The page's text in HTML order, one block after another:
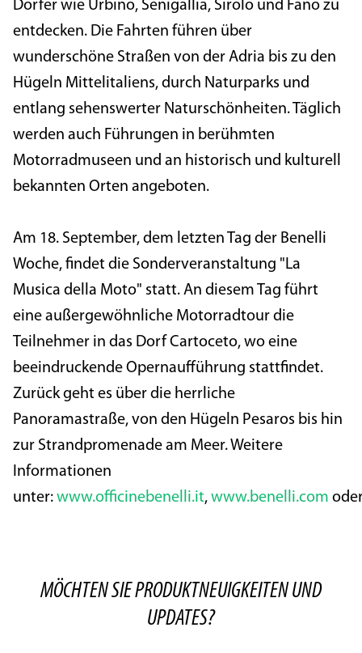
Dörfer wie Urbino, Senigallia, Sirolo und Fano zu
entdecken. Die Fahrten führen über
wunderschöne Straßen von der Adria bis zu den
Hügeln Mittelitaliens, durch Naturparks und
entlang sehenswerter Naturschönheiten. Täglich
werden auch Führungen in berühmten
Motorradmuseen und an historisch und kulturell
bekannten Orten angeboten.
Am 18. September, dem letzten Tag der Benelli
Woche, findet die Sonderveranstaltung "La
Musica della Moto" statt. An diesem Tag führt
eine außergewöhnliche Motorradtour die
Teilnehmer in das Dorf Cartoceto, wo eine
beeindruckende Opernaufführung stattfindet.
Zurück geht es über die herrliche
Panoramastraße, von den Hügeln Pesaros bis hin
zur Strandpromenade am Meer. Weitere
Informationen
unter: www.officinebenelli.it, www.benelli.com
MÖCHTEN SIE PRODUKTNEUIGKEITEN UND
UPDATES?